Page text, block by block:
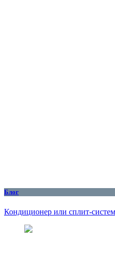
Блог
Кондиционер или сплит-